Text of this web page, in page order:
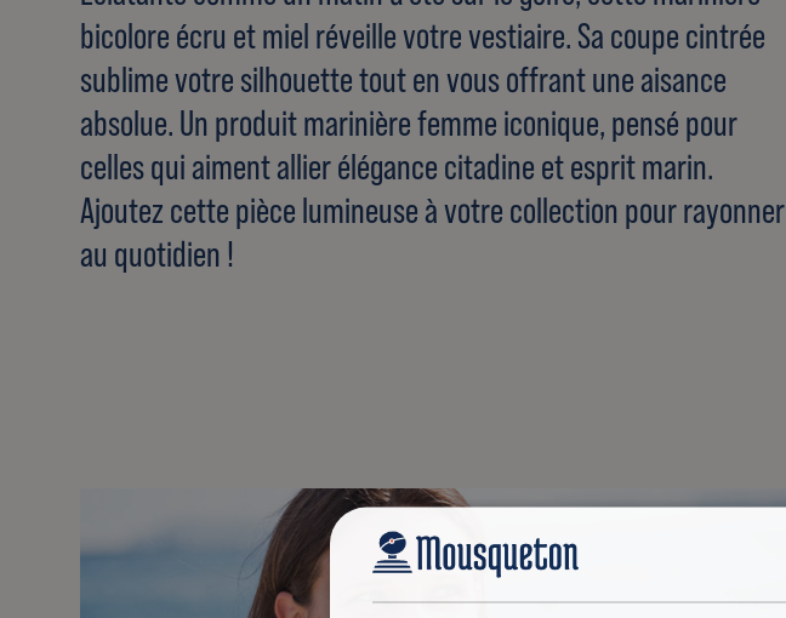
bicolore écru et miel réveille votre vestiaire. Sa coupe cintrée
sublime votre silhouette tout en vous offrant une aisance
absolue. Un produit marinière femme iconique, pensé pour
celles qui aiment allier élégance citadine et esprit marin.
Ajoutez cette pièce lumineuse à votre collection pour rayonner
au quotidien !